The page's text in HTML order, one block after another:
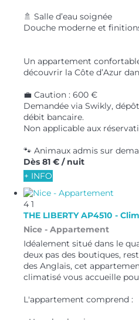
🚿 Salle d’eau soignée
Douche moderne et
Un appartement
découvrir la Côte d’Azur
💼 Caution : 600 €
Demandée via Swikly,
débit bancaire.
Non applicable aux
🐾 Animaux admis sur
Dès 81 € / nuit
+ INFO
4 1
THE LIBERTY AP4510 -
Nice - Appartement
Idéalement situé dans le
deux pas des boutiques,
des Anglais, cet
climatisé vous accueille
L'appartement comprend :